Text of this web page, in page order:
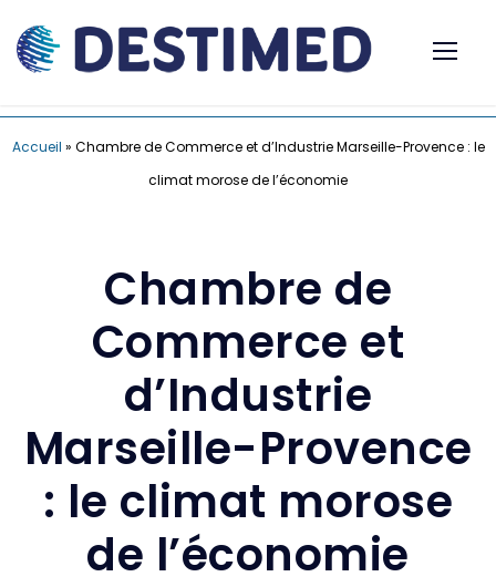
Accueil » Chambre de Commerce et d’Industrie Marseille-Provence : le
climat morose de l’économie
Chambre de
Commerce et
d’Industrie
Marseille-Provence
: le climat morose
de l’économie